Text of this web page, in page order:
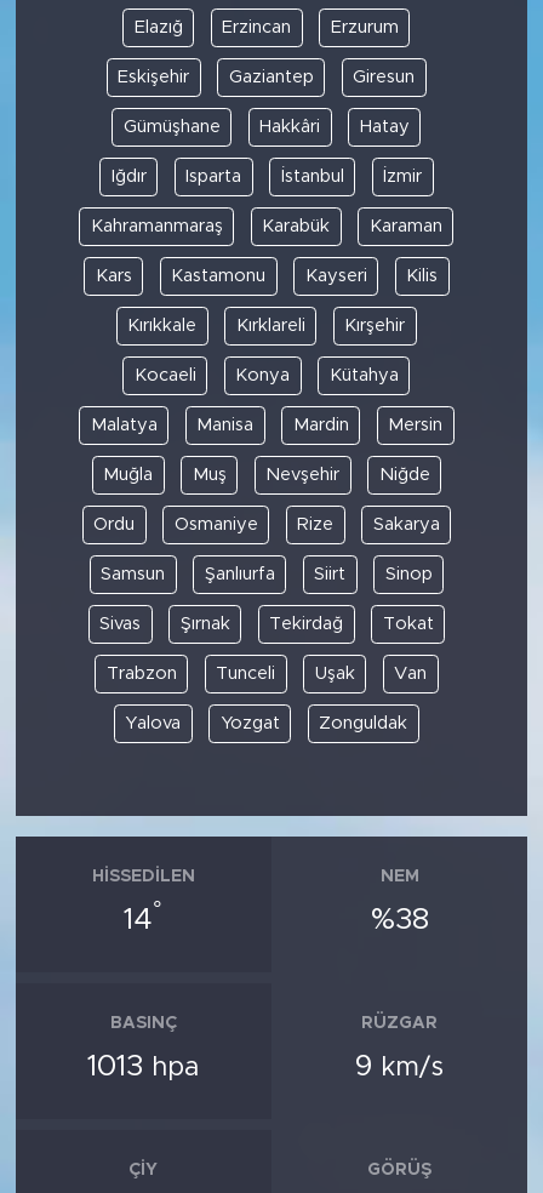
Elazığ Erzincan Erzurum
Eskişehir Gaziantep Giresun
Gümüşhane Hakkâri Hatay
Iğdır Isparta İstanbul İzmir
Kahramanmaraş Karabük Karaman
Kars Kastamonu Kayseri Kilis
Kırıkkale Kırklareli Kırşehir
Kocaeli Konya Kütahya
Malatya Manisa Mardin Mersin
Muğla Muş Nevşehir Niğde
Ordu Osmaniye Rize Sakarya
Samsun Şanlıurfa Siirt Sinop
Sivas Şırnak Tekirdağ Tokat
Trabzon Tunceli Uşak Van
Yalova Yozgat Zonguldak
HISSEDILEN
14°
NEM
%38
BASINÇ
1013 hpa
RÜZGAR
9 km/s
ÇIY GÖRÜŞ